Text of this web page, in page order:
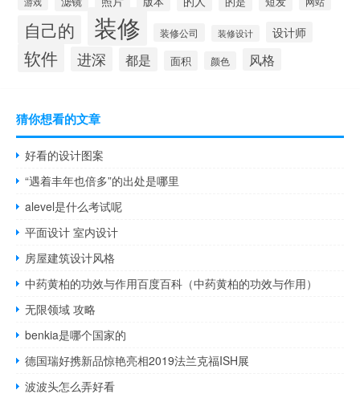
自己的 装修 装修公司 装修设计 设计师
软件 进深 都是 面积 颜色 风格
猜你想看的文章
好看的设计图案
“遇着丰年也倍多”的出处是哪里
alevel是什么考试呢
平面设计 室内设计
房屋建筑设计风格
中药黄柏的功效与作用百度百科（中药黄柏的功效与作用）
无限领域 攻略
benkia是哪个国家的
德国瑞好携新品惊艳亮相2019法兰克福ISH展
波波头怎么弄好看